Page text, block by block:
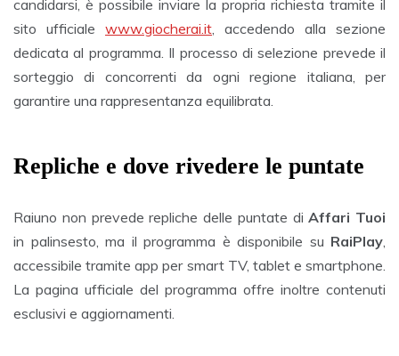
candidarsi, è possibile inviare la propria richiesta tramite il
sito ufficiale www.giocherai.it , accedendo alla sezione
dedicata al programma. Il processo di selezione prevede il
sorteggio di concorrenti da ogni regione italiana, per
garantire una rappresentanza equilibrata.
Repliche e dove rivedere le puntate
Raiuno non prevede repliche delle puntate diAffari Tuoi
in palinsesto, ma il programma è disponibile su RaiPlay
accessibile tramite app per smart TV, tablet e smartphone.
La pagina ufficiale del programma offre inoltre contenuti
esclusivi e aggiornamenti.